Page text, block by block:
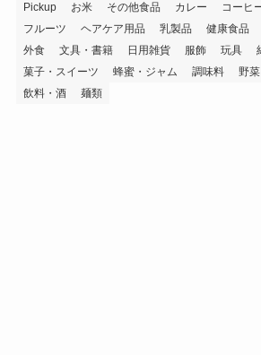
Pickup
お米 その他食品 カレー コーヒ
フルーツ
ヘアケア用品 乳製品 健康食品
外食
文具・書籍 日用雑貨 服飾 玩具
菓子・スイーツ
蜂蜜・ジャム 調味料 野
飲料・酒
麺類